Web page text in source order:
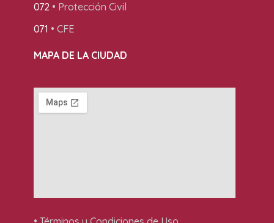
072• Protección Civil
071 • CFE
MAPA DE LA CIUDAD